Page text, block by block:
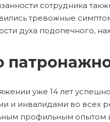
сотрудника
тревожные
духа подопечного,
уже 14 лет
и инвалидами во всех
профильным опытом